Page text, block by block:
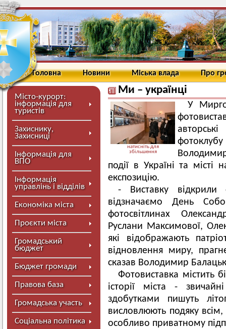
Головна Новини Міська влада Про
Місто-курорт:
інформація для
туристів
Захиснику,
Захисниці
Інформація для
ВПО
Інформація
управлінь і відділів
Економіка міста
Проєкти міста
Громадський
бюджет
Бюджет громади
Правова база
Громадська участь
Соціальна політика
Ми – українці
натисніть для
збільшення
У
події в Україні та місті
експозицію.
- Виставку
відзначаємо День
фотосвітлинах
Руслани Максимової,
які відображають
відновлення миру,
сказав Володимир
Фотовиставка містить
історії міста -
здобутками пишуть
висловлюють подяку
особливо приватному